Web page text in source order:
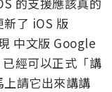
了 iOS 版
中文版 Google
經可以正式「講
請它出來講講